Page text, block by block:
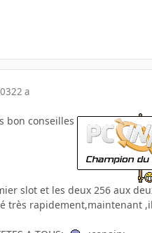
22 a
bon conseilles
slot et les deux 256 aux
très rapidement,maintenant